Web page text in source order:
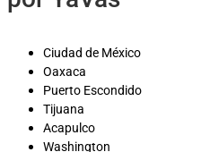
Ciudad de México
Oaxaca
Puerto Escondido
Tijuana
Acapulco
Washington